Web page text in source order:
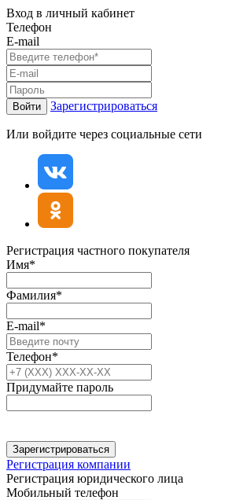
Вход в личный кабинет
Телефон
E-mail
Войти Зарегистрироваться
Или войдите через социальные сети
Регистрация частного покупателя
Имя*
Фамилия*
E-mail*
Телефон*
Придумайте пароль
Зарегистрироваться
Регистрация компании
Регистрация юридического лица
Мобильный телефон